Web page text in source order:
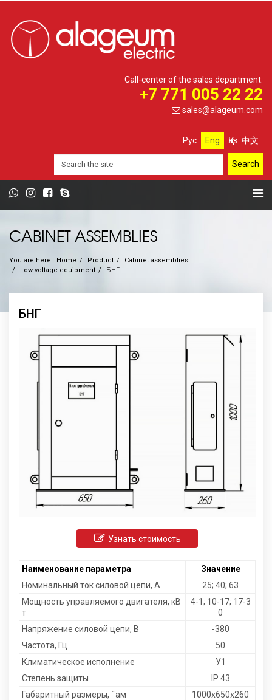
Call-center of the sales department:
+7 771 005 22 22
sales@alageum.com
Рус Eng Қаз 中文
CABINET ASSEMBLIES
You are here: Home Product
Cabinet assemblies
Low-voltage equipment
БНГ
БНГ
Узнать стоимость
Наименование параметра
Значение
Номинальный ток силовой цепи, А
25; 40; 63
Мощность управляемого двигателя, кВ
т
4-1; 10-17; 17-3
0
Напряжение силовой цепи, В
-380
Частота, Гц
50
Климатическое исполнение
У1
Степень защиты
IP 43
Габаритный размеры, ˆам
1000х650х260